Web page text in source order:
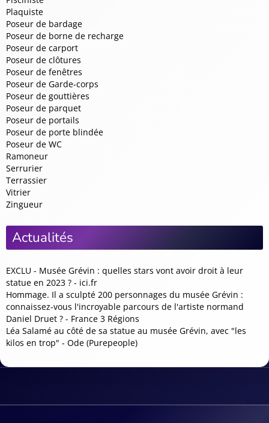
Plaquiste
Poseur de bardage
Poseur de borne de recharge
Poseur de carport
Poseur de clôtures
Poseur de fenêtres
Poseur de Garde-corps
Poseur de gouttières
Poseur de parquet
Poseur de portails
Poseur de porte blindée
Poseur de WC
Ramoneur
Serrurier
Terrassier
Vitrier
Zingueur
Actualités
EXCLU - Musée Grévin : quelles stars vont avoir droit à leur
statue en 2023 ? - ici.fr
Hommage. Il a sculpté 200 personnages du musée Grévin :
connaissez-vous l'incroyable parcours de l'artiste normand
Daniel Druet ? - France 3 Régions
Léa Salamé au côté de sa statue au musée Grévin, avec "les
kilos en trop" - Ode (Purepeople)